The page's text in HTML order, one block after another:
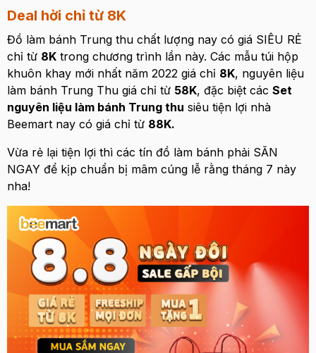
Deal hời chỉ từ 8K
Đồ làm bánh Trung thu chất lượng nay có giá SIÊU RẺ
chỉ từ 8K trong chương trình lần này. Các mẫu túi hộp
khuôn khay mới nhất năm 2022 giá chỉ 8K, nguyên liệu
làm bánh Trung Thu giá chỉ từ 58K, đặc biệt các Set
nguyên liệu làm bánh Trung thu siêu tiện lợi nhà
Beemart nay có giá chỉ từ 88K.
Vừa rẻ lại tiện lợi thì các tín đồ làm bánh phải SĂN
NGAY để kịp chuẩn bị mâm cúng lễ rằng tháng 7 này
nha!